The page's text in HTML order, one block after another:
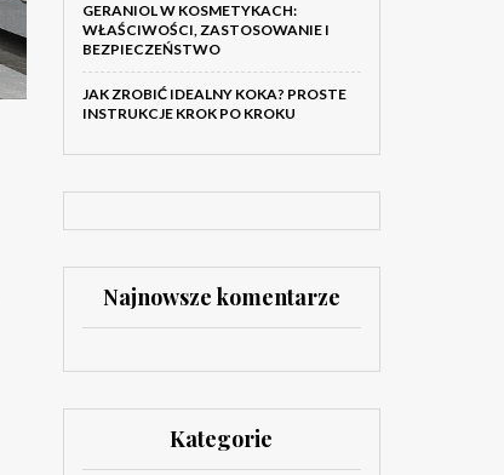
GERANIOL W KOSMETYKACH:
WŁAŚCIWOŚCI, ZASTOSOWANIE I
BEZPIECZEŃSTWO
JAK ZROBIĆ IDEALNY KOKA? PROSTE
INSTRUKCJE KROK PO KROKU
Najnowsze komentarze
Kategorie